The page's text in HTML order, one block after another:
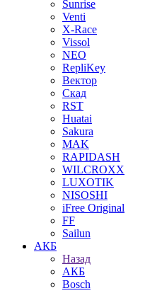
Sunrise
Venti
X-Race
Vissol
NEO
RepliKey
Вектор
Скад
RST
Huatai
Sakura
MAK
RAPIDASH
WILCROXX
LUXOTIK
NISOSHI
iFree Original
FF
Sailun
АКБ
Назад
АКБ
Bosch